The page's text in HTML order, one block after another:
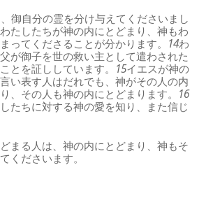
御自分の霊を分け与えてくださいまし
たしたちが神の内にとどまり、神もわ
ってくださることが分かります。 14わ
が御子を世の救い主として遣わされた
とを証ししています。 15イエスが神の
い表す人はだれでも、神がその人の内
、その人も神の内にとどまります。 16
たちに対する神の愛を知り、また信じ
まる人は、神の内にとどまり、神もそ
くださいます。